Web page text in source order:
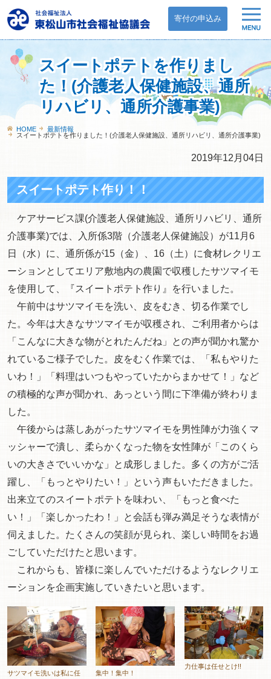
寄付の申込み
スイートポテトを作りまし
た！(介護老人保健施設、通所
リハビリ、通所介護事業)
HOME
最新情報
スイートポテトを作りました！(介護老人保健施設、通所リハビリ、通所介護事業)
2019年12月04日
スイートポテト作り！！
ケアサービス課(介護老人保健施設、通所リハビリ、通所
介護事業)では、入所係3階（介護老人保健施設）が11月6
日（水）に、通所係が15（金）、16（土）に食材レクリエ
ーションとしてエリア敷地内の農園で収穫したサツマイモ
を使用して、『スイートポテト作り』を行いました。
午前中はサツマイモを洗い、皮をむき、切る作業でし
た。今年は大きなサツマイモが収穫され、ご利用者からは
「こんなに大きな物がとれたんだね」との声が聞かれ驚か
れているご様子でした。皮をむく作業では、「私もやりた
いわ！」「料理はいつもやっていたからまかせて！」など
の積極的な声が聞かれ、あっという間に下準備が終わりま
した。
午後からは蒸しあがったサツマイモを男性陣が力強くマ
ッシャーで潰し、柔らかくなった物を女性陣が「このくら
いの大きさでいいかな」と成形しました。多くの方がご活
躍し、「もっとやりたい！」という声もいただきました。
出来立てのスイートポテトを味わい、「もっと食べた
い！」「楽しかったわ！」と会話も弾み満足そうな表情が
伺えました。たくさんの笑顔が見られ、楽しい時間をお過
ごしていただけたと思います。
これからも、皆様に楽しんでいただけるようなレクリエ
ーションを企画実施していきたいと思います。
サツマイモ洗いは私に任
集中！集中！
力仕事は任せとけ!!